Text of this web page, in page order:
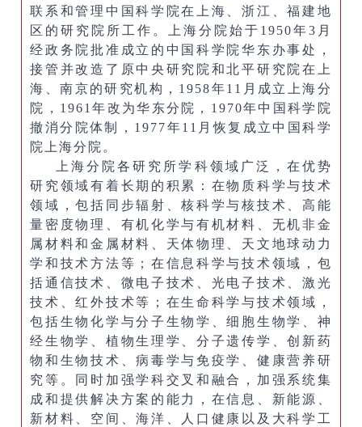
联系和管理中国科学院在上海、浙江、福建地
区的研究院所工作。上海分院始于1950年3月
经政务院批准成立的中国科学院华东办事处，
接管并改造了原中央研究院和北平研究院在上
海、南京的研究机构，1958年11月成立上海分
院，1961年改为华东分院，1970年中国科学院
撤消分院体制，1977年11月恢复成立中国科学
院上海分院。
上海分院各研究所学科领域广泛，在优势
研究领域有着长期的积累：在物质科学与技术
领域，包括同步辐射、核科学与核技术、高能
量密度物理、有机化学与有机材料、无机非金
属材料和金属材料、天体物理、天文地球动力
学和技术方法等；在信息科学与技术领域，包
括通信技术、微电子技术、光电子技术、激光
技术、红外技术等；在生命科学与技术领域，
包括生物化学与分子生物学、细胞生物学、神
经生物学、植物生理学、分子遗传学、创新药
物和生物技术、病毒学与免疫学、健康营养研
究等。同时加强学科交叉和融合，加强系统集
成和提供解决方案的能力，在信息、新能源、
新材料、空间、海洋、人口健康以及大科学工